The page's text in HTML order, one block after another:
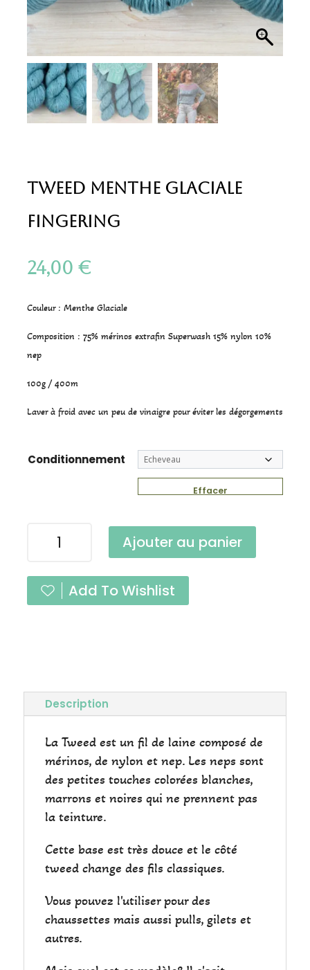
Tweed Menthe Glaciale
Fingering
24,00 €
Couleur : Menthe Glaciale
Composition : 75% mérinos extrafin Superwash 15% nylon 10%
nep
100g / 400m
Laver à froid avec un peu de vinaigre pour éviter les dégorgements
Conditionnement
Effacer
Menthe
Glaciale
Ajouter au panier
Add To Wishlist
Description
La Tweed est un fil de laine composé de
mérinos, de nylon et nep. Les neps sont
des petites touches colorées blanches,
marrons et noires qui ne prennent pas
la teinture.
Cette base est très douce et le côté
tweed change des fils classiques.
Vous pouvez l'utiliser pour des
chaussettes mais aussi pulls, gilets et
autres.